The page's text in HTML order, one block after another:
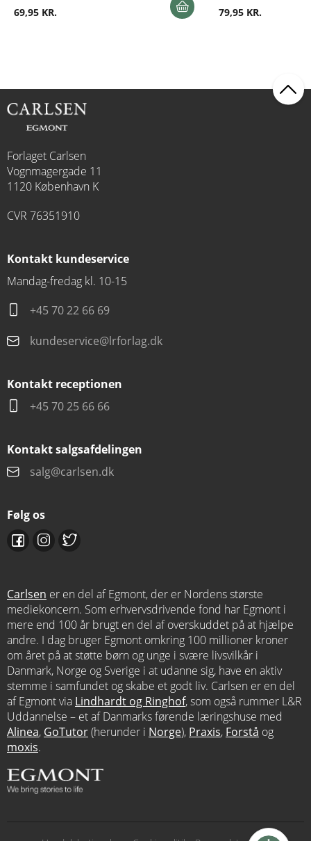
69,95 KR. 79,95 KR.
Forlaget Carlsen
Vognmagergade 11
1120 København K
CVR 76351910
Kontakt kundeservice
Mandag-fredag kl. 10-15
+45 70 22 66 69
kundeservice@lrforlag.dk
Kontakt receptionen
+45 70 25 66 66
Kontakt salgsafdelingen
salg@carlsen.dk
Følg os
Carlsen er en del af Egmont, der er Nordens største
mediekoncern. Som erhvervsdrivende fond har Egmont i
mere end 100 år brugt en del af overskuddet på at hjælpe
andre. I dag bruger Egmont omkring 100 millioner kroner
om året på at støtte børn og unge i svære livsvilkår i
Danmark, Norge og Sverige i at udanne sig, have en aktiv
stemme i samfundet og skabe et godt liv. Carlsen er en del
af Egmont via Lindhardt og Ringhof, som også rummer L&R
Uddannelse – et af Danmarks førende læringshuse med
Alinea, GoTutor(herunder i Norge), Praxis, Forstå og
moxis.